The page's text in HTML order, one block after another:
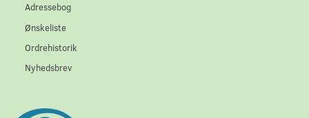
Adressebog
Ønskeliste
Ordrehistorik
Nyhedsbrev